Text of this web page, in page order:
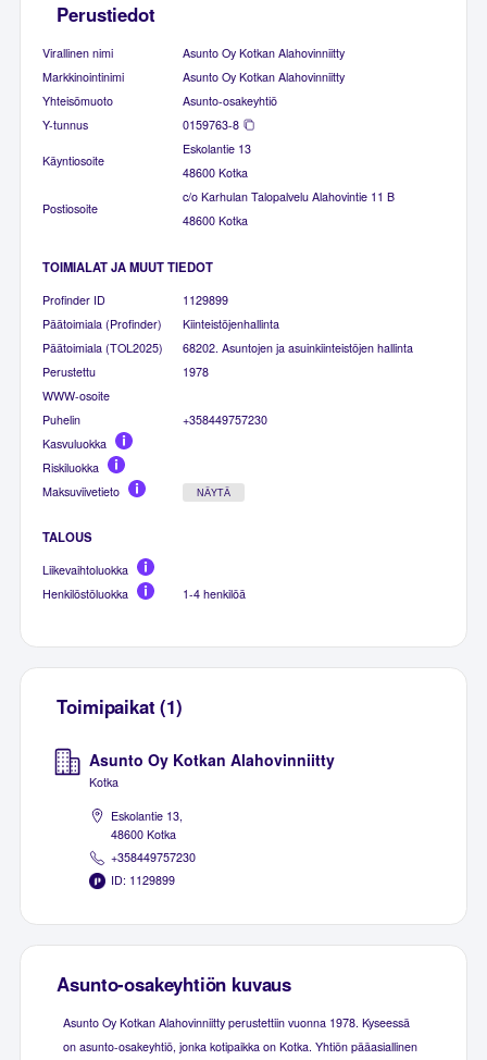
Perustiedot
Virallinen nimi
Asunto Oy Kotkan Alahovinniitty
Markkinointinimi
Asunto Oy Kotkan Alahovinniitty
Yhteisömuoto
Asunto-osakeyhtiö
Y-tunnus
0159763-8
Käyntiosoite
Eskolantie 13
48600 Kotka
Postiosoite
c/o Karhulan Talopalvelu Alahovintie 11 B
48600 Kotka
TOIMIALAT JA MUUT TIEDOT
Profinder ID
1129899
Päätoimiala (Profinder)
Kiinteistöjenhallinta
Päätoimiala (TOL2025)
68202. Asuntojen ja asuinkiinteistöjen hallinta
Perustettu
1978
WWW-osoite
Puhelin
+358449757230
Kasvuluokka
Riskiluokka
Maksuviivetieto
NÄYTÄ
TALOUS
Liikevaihtoluokka
Henkilöstöluokka
1-4 henkilöä
Toimipaikat (1)
Asunto Oy Kotkan Alahovinniitty
Kotka
Eskolantie 13,
48600 Kotka
+358449757230
ID: 1129899
Asunto-osakeyhtiön kuvaus
Asunto Oy Kotkan Alahovinniitty perustettiin vuonna 1978. Kyseessä
on asunto-osakeyhtiö, jonka kotipaikka on Kotka. Yhtiön pääasiallinen